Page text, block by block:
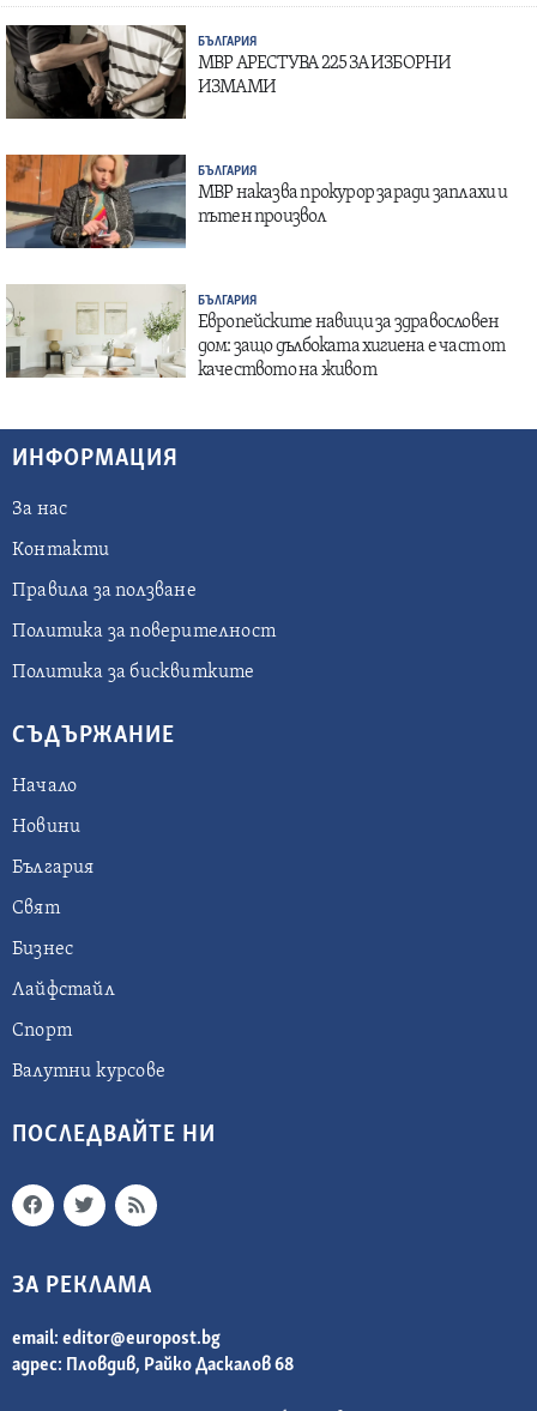
БЪЛГАРИЯ
МВР АРЕСТУВА 225 ЗА ИЗБОРНИ
ИЗМАМИ
БЪЛГАРИЯ
МВР наказва прокурор заради заплахи и
пътен произвол
БЪЛГАРИЯ
Европейските навици за здравословен
дом: защо дълбоката хигиена е част от
качеството на живот
ИНФОРМАЦИЯ
За нас
Контакти
Правила за ползване
Политика за поверителност
Политика за бисквитките
СЪДЪРЖАНИЕ
Начало
Новини
България
Свят
Бизнес
Лайфстайл
Спорт
Валутни курсове
ПОСЛЕДВАЙТЕ НИ
ЗА РЕКЛАМА
email: editor@europost.bg
адрес: Пловдив, Райко Даскалов 68